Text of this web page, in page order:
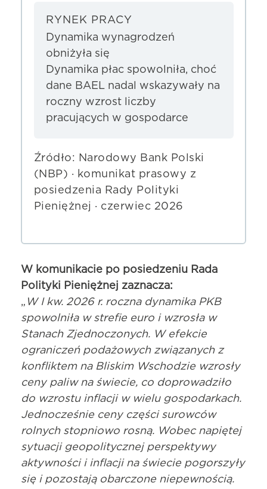
RYNEK PRACY
Dynamika wynagrodzeń
obniżyła się
Dynamika płac spowolniła, choć
dane BAEL nadal wskazywały na
roczny wzrost liczby
pracujących w gospodarce
Źródło: Narodowy Bank Polski
(NBP) · komunikat prasowy z
posiedzenia Rady Polityki
Pieniężnej · czerwiec 2026
W komunikacie po posiedzeniu Rada
Polityki Pieniężnej zaznacza:
„ W I kw. 2026 r. roczna dynamika PKB
spowolniła w strefie euro i wzrosła w
Stanach Zjednoczonych. W efekcie
ograniczeń podażowych związanych z
konfliktem na Bliskim Wschodzie wzrosły
ceny paliw na świecie, co doprowadziło
do wzrostu inflacji w wielu gospodarkach.
Jednocześnie ceny części surowców
rolnych stopniowo rosną. Wobec napiętej
sytuacji geopolitycznej perspektywy
aktywności i inflacji na świecie pogorszyły
się i pozostają obarczone niepewnością.